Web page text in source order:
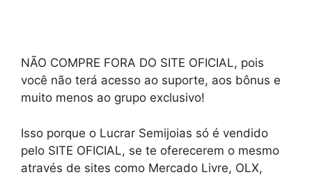
NÃO COMPRE FORA DO SITE OFICIAL, pois
você não terá acesso ao suporte, aos bônus e
muito menos ao grupo exclusivo!
Isso porque o Lucrar Semijoias só é vendido
pelo SITE OFICIAL, se te oferecerem o mesmo
através de sites como Mercado Livre, OLX,